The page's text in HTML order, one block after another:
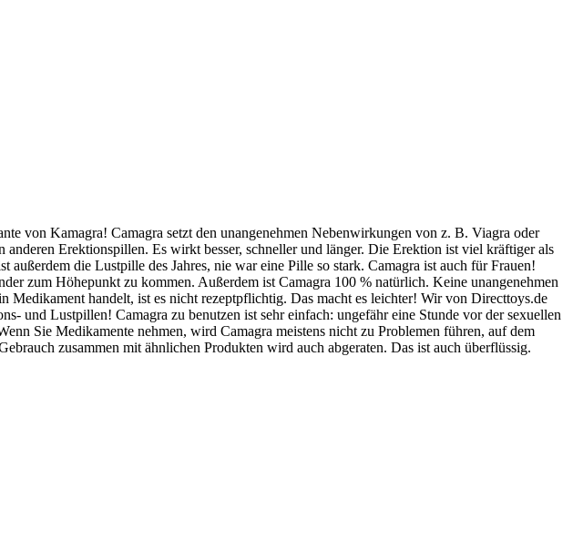
von Kamagra! Camagra setzt den unangenehmen Nebenwirkungen von z. B. Viagra oder
Erektionspillen. Es wirkt besser, schneller und länger. Die Erektion ist viel kräftiger als
die Lustpille des Jahres, nie war eine Pille so stark. Camagra ist auch für Frauen!
zum Höhepunkt zu kommen. Außerdem ist Camagra 100 % natürlich. Keine unangenehmen
Medikament handelt, ist es nicht rezeptpflichtig. Das macht es leichter! Wir von Directtoys.de
und Lustpillen! Camagra zu benutzen ist sehr einfach: ungefähr eine Stunde vor der sexuellen
Sie Medikamente nehmen, wird Camagra meistens nicht zu Problemen führen, auf dem
zusammen mit ähnlichen Produkten wird auch abgeraten. Das ist auch überflüssig.